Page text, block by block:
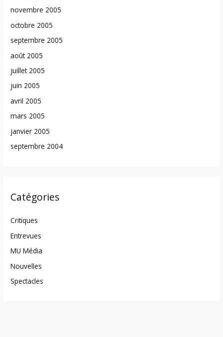
novembre 2005
octobre 2005
septembre 2005
août 2005
juillet 2005
juin 2005
avril 2005
mars 2005
janvier 2005
septembre 2004
Catégories
Critiques
Entrevues
MU Média
Nouvelles
Spectacles